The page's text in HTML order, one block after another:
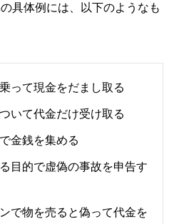
具体例には、以下のようなも
って現金をだまし取る
いて代金だけ受け取る
金銭を集める
目的で虚偽の事故を申告す
で物を売ると偽って代金を